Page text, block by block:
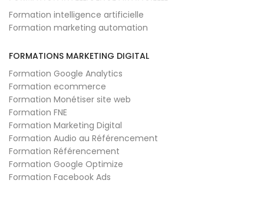
Formation intelligence artificielle
Formation marketing automation
FORMATIONS MARKETING DIGITAL
Formation Google Analytics
Formation ecommerce
Formation Monétiser site web
Formation FNE
Formation Marketing Digital
Formation Audio au Référencement
Formation Référencement
Formation Google Optimize
Formation Facebook Ads